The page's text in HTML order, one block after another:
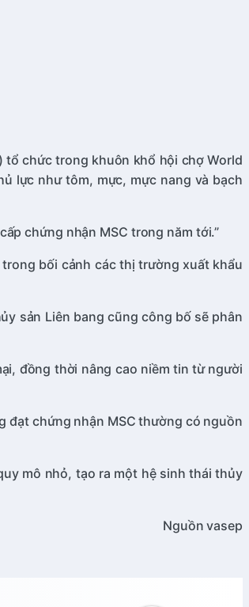
tổ chức trong khuôn khổ hội chợ World
lực như tôm, mực, mực nang và bạch
chứng nhận MSC trong năm tới.”
bối cảnh các thị trường xuất khẩu
sản Liên bang cũng công bố sẽ phân
đồng thời nâng cao niềm tin từ người
đạt chứng nhận MSC thường có nguồn
mô nhỏ, tạo ra một hệ sinh thái thủy
Nguồn vasep